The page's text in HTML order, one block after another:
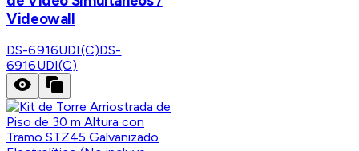
Videowall
DS-6916UDI(C)DS-
6916UDI(C)